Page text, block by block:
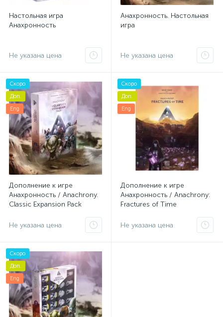
Настольная игра
Анахронность
Не указана цена
Анахронность. Настольная
игра
Не указана цена
Скоро
Доп.
Eng
Дополнение к игре
Анахронность / Anachrony.
Classic Expansion Pack
Не указана цена
Скоро
Доп.
Eng
Дополнение к игре
Анахронность / Anachrony:
Fractures of Time
Не указана цена
Скоро
Доп.
Eng